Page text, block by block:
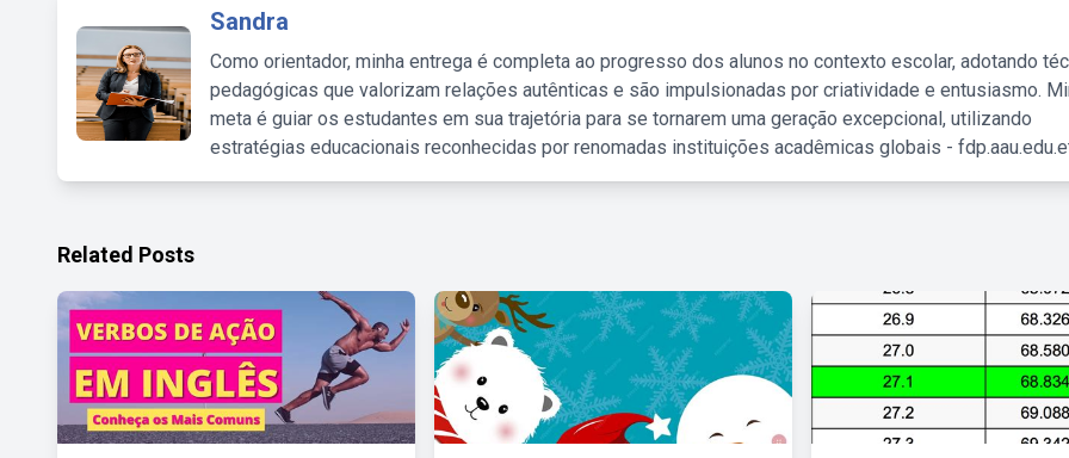
Sandra
Como orientador, minha entrega é completa ao progresso dos alunos no contexto escolar, adotando
pedagógicas que valorizam relações autênticas e são impulsionadas por criatividade e entusiasmo.
meta é guiar os estudantes em sua trajetória para se tornarem uma geração excepcional, utilizando
estratégias educacionais reconhecidas por renomadas instituições acadêmicas globais -
Related Posts